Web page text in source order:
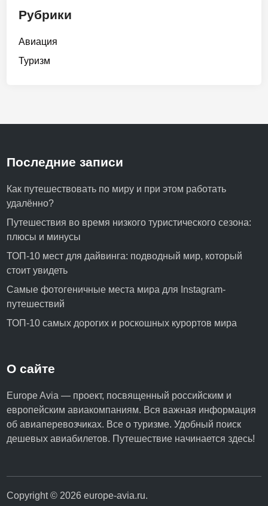
Рубрики
Авиация
Туризм
Последние записи
Как путешествовать по миру и при этом работать
удалённо?
Путешествия во время низкого туристического сезона:
плюсы и минусы
ТОП-10 мест для дайвинга: подводный мир, который
стоит увидеть
Самые фотогеничные места мира для Instagram-
путешествий
ТОП-10 самых дорогих и роскошных курортов мира
О сайте
Europe Avia — проект, посвященный российским и
европейским авиакомпаниям. Вся важная информация
об авиаперевозчиках. Все о туризме. Удобный поиск
дешевых авиабилетов. Путешествие начинается здесь!
Copyright © 2026europe-avia.ru.